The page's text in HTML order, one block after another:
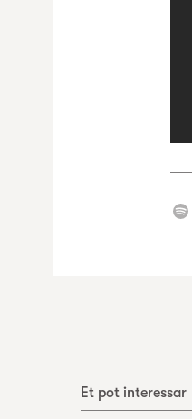
Et pot interessar